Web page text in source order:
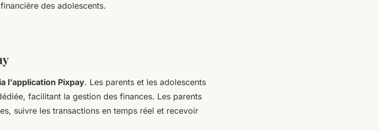
des adolescents.
l'application Pixpay. Les parents et les adolescents
facilitant la gestion des finances. Les parents
suivre les transactions en temps réel et recevoir